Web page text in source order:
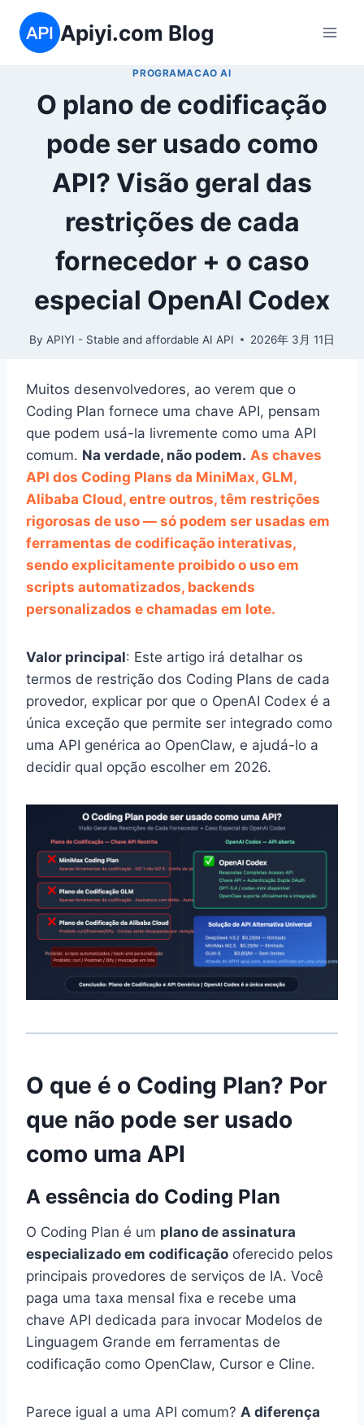
content
Apiyi.com Blog
PROGRAMACAO AI
O plano de codificação
pode ser usado como
API? Visão geral das
restrições de cada
fornecedor + o caso
especial OpenAI Codex
By APIYI - Stable and affordable AI API 2026年 3月 11日
Muitos desenvolvedores, ao verem que o
Coding Plan fornece uma chave API, pensam
que podem usá-la livremente como uma API
comum. Na verdade, não podem. As chaves
API dos Coding Plans da MiniMax, GLM,
Alibaba Cloud, entre outros, têm restrições
rigorosas de uso — só podem ser usadas em
ferramentas de codificação interativas,
sendo explicitamente proibido o uso em
scripts automatizados, backends
personalizados e chamadas em lote.
Valor principal: Este artigo irá detalhar os
termos de restrição dos Coding Plans de cada
provedor, explicar por que o OpenAI Codex é a
única exceção que permite ser integrado como
uma API genérica ao OpenClaw, e ajudá-lo a
decidir qual opção escolher em 2026.
O que é o Coding Plan? Por
que não pode ser usado
como uma API
A essência do Coding Plan
O Coding Plan é um plano de assinatura
especializado em codificação oferecido pelos
principais provedores de serviços de IA. Você
paga uma taxa mensal fixa e recebe uma
chave API dedicada para invocar Modelos de
Linguagem Grande em ferramentas de
codificação como OpenClaw, Cursor e Cline.
Parece igual a uma API comum? A diferença